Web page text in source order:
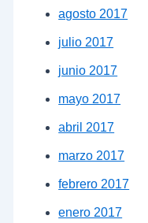
agosto 2017
julio 2017
junio 2017
mayo 2017
abril 2017
marzo 2017
febrero 2017
enero 2017